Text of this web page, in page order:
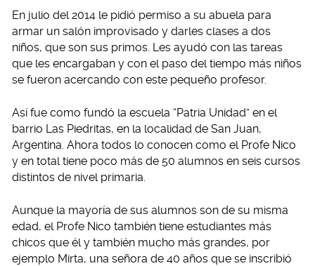
En julio del 2014 le pidió permiso a su abuela para
armar un salón improvisado y darles clases a dos
niños, que son sus primos. Les ayudó con las tareas
que les encargaban y con el paso del tiempo más niños
se fueron acercando con este pequeño profesor.
Así fue como fundó la escuela “Patria Unidad” en el
barrio Las Piedritas, en la localidad de San Juan,
Argentina. Ahora todos lo conocen como el Profe Nico
y en total tiene poco más de 50 alumnos en seis cursos
distintos de nivel primaria.
Aunque la mayoría de sus alumnos son de su misma
edad, el Profe Nico también tiene estudiantes más
chicos que él y también mucho más grandes, por
ejemplo Mirta, una señora de 40 años que se inscribió